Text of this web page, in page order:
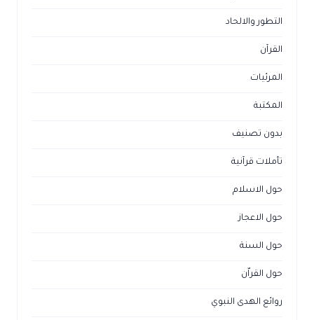
التطور والالحاد
القرآن
المرئيات
المكتبة
بدون تصنيف
تأملات قرآنية
حول الاسلام
حول الاعجاز
حول السنة
حول القراّن
روائع الهدى النبوي